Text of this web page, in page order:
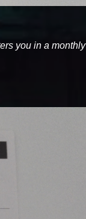
you in a monthly